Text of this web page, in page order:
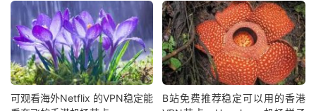
可观看海外Netflix 的VPN稳定能
B站免费推荐稳定可以用的香港